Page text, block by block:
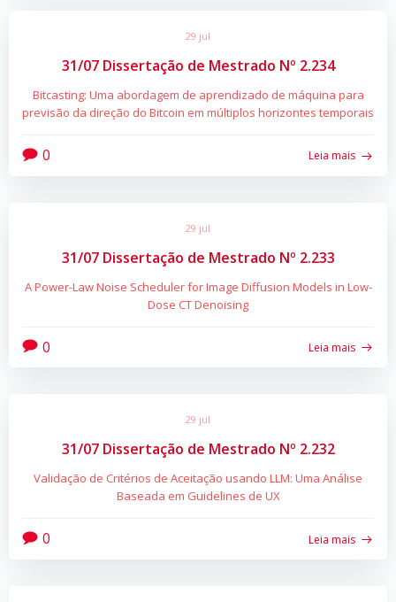
29 jul
31/07 Dissertação de Mestrado Nº 2.234
Bitcasting: Uma abordagem de aprendizado de máquina para
previsão da direção do Bitcoin em múltiplos horizontes temporais
0 Leia mais
29 jul
31/07 Dissertação de Mestrado Nº 2.233
A Power-Law Noise Scheduler for Image Diffusion Models in Low-
Dose CT Denoising
0 Leia mais
29 jul
31/07 Dissertação de Mestrado Nº 2.232
Validação de Critérios de Aceitação usando LLM: Uma Análise
Baseada em Guidelines de UX
0 Leia mais